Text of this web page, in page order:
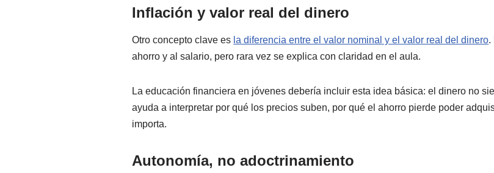
Inflación y valor real del dinero
Otro concepto clave es la diferencia entre el valor nominal y el valor real del dinero.
ahorro y al salario, pero rara vez se explica con claridad en el aula.
La educación financiera en jóvenes debería incluir esta idea básica: el dinero no
ayuda a interpretar por qué los precios suben, por qué el ahorro pierde poder
importa.
Autonomía, no adoctrinamiento